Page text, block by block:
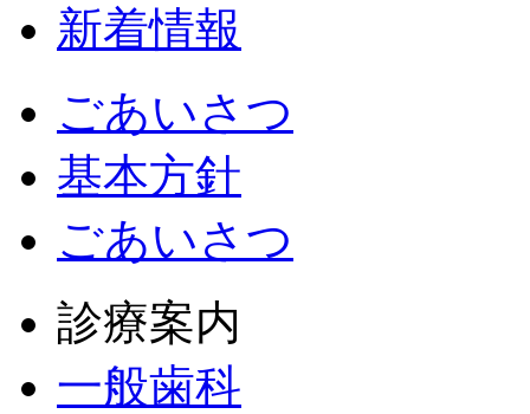
新着情報
ごあいさつ
基本方針
ごあいさつ
診療案内
一般歯科